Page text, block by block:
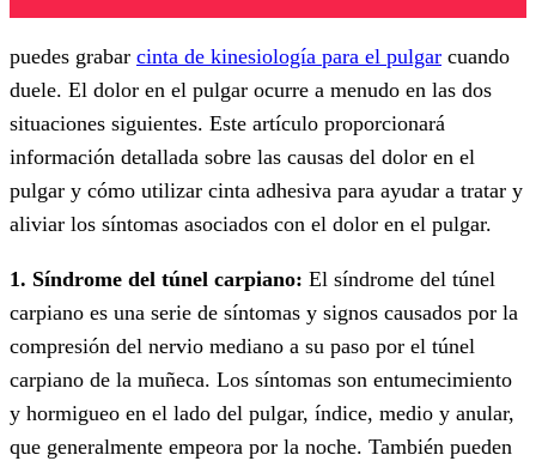
puedes grabar cinta de kinesiología para el pulgar cuando
duele. El dolor en el pulgar ocurre a menudo en las dos
situaciones siguientes. Este artículo proporcionará
información detallada sobre las causas del dolor en el
pulgar y cómo utilizar cinta adhesiva para ayudar a tratar y
aliviar los síntomas asociados con el dolor en el pulgar.
1. Síndrome del túnel carpiano: El síndrome del túnel
carpiano es una serie de síntomas y signos causados por la
compresión del nervio mediano a su paso por el túnel
carpiano de la muñeca. Los síntomas son entumecimiento
y hormigueo en el lado del pulgar, índice, medio y anular,
que generalmente empeora por la noche. También pueden